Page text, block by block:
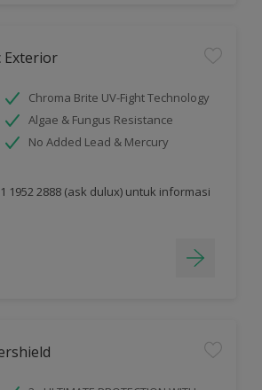
Exterior
Chroma Brite UV-Fight Technology
Algae & Fungus Resistance
No Added Lead & Mercury
1952 2888 (ask dulux) untuk informasi